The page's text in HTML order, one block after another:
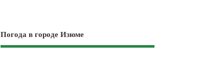
Погода в городе Изюме